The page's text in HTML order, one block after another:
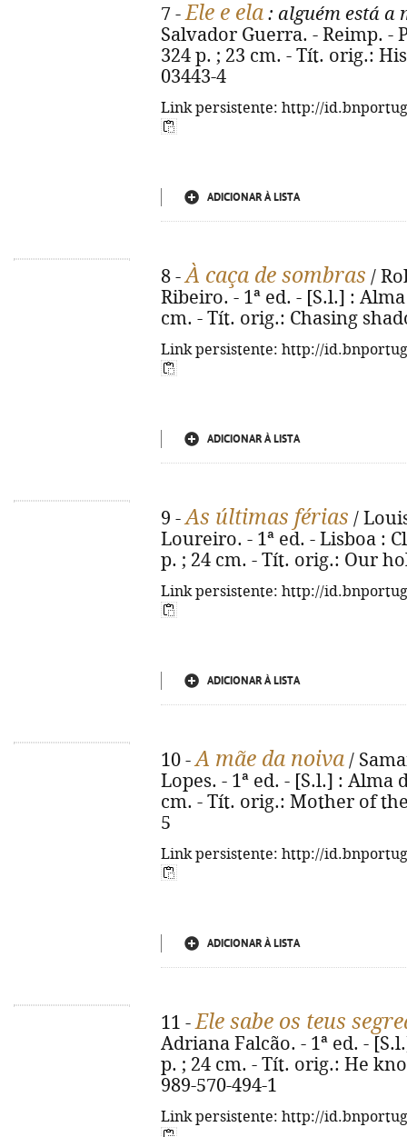
7 -Ele e ela : alguém está a
Salvador Guerra. - Reimp. -
324 p. ; 23 cm. - Tít. orig.:
03443-4
Link persistente: http://
ADICIONAR À LISTA
8 -À caça de sombras /
Ribeiro. - 1ª ed. - [S.l.] :
cm. - Tít. orig.: Chasing
Link persistente: http://
ADICIONAR À LISTA
9 -As últimas férias /
Loureiro. - 1ª ed. - Lisboa :
p. ; 24 cm. - Tít. orig.: Our
Link persistente: http://
ADICIONAR À LISTA
10 -A mãe da noiva /
Lopes. - 1ª ed. - [S.l.] : Alma
cm. - Tít. orig.: Mother of
5
Link persistente: http://
ADICIONAR À LISTA
11 -Ele sabe os teus
Adriana Falcão. - 1ª ed. -
p. ; 24 cm. - Tít. orig.: He
989-570-494-1
Link persistente: http://